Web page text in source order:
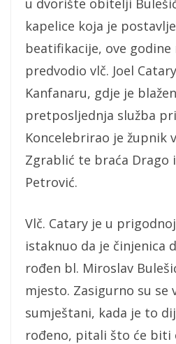
kapelice koja je
beatifikacije, ove godine
predvodio vlč. Joel
Kanfanaru, gdje je
pretposljednja služba
Koncelebrirao je župnik
Zgrablić te braća Drago
Petrović.
Vlč. Catary je u
istaknuo da je činjenica
rođen bl. Miroslav
mjesto. Zasigurno su se
sumještani, kada je to
rođeno, pitali što će biti